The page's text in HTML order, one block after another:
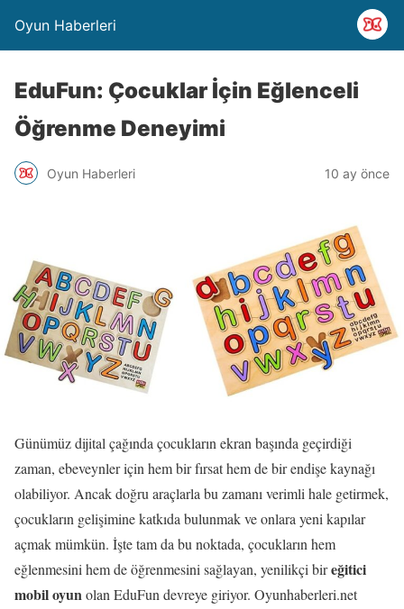
Oyun Haberleri
EduFun: Çocuklar İçin Eğlenceli
Öğrenme Deneyimi
Oyun Haberleri 10 ay önce
Günümüz dijital çağında çocukların ekran başında geçirdiği
zaman, ebeveynler için hem bir fırsat hem de bir endişe kaynağı
olabiliyor. Ancak doğru araçlarla bu zamanı verimli hale getirmek,
çocukların gelişimine katkıda bulunmak ve onlara yeni kapılar
açmak mümkün. İşte tam da bu noktada, çocukların hem
eğlenmesini hem de öğrenmesini sağlayan, yenilikçi bireğitici
mobil oyunolan EduFun devreye giriyor. Oyunhaberleri.net